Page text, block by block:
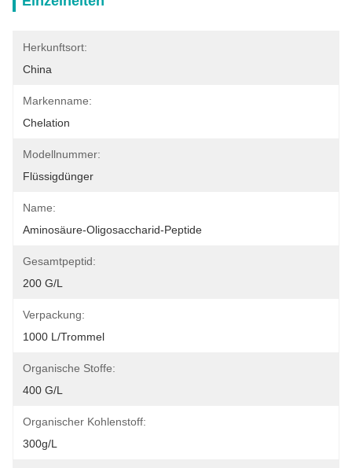
Herkunftsort:
China
Markenname:
Chelation
Modellnummer:
Flüssigdünger
Name:
Aminosäure-Oligosaccharid-Peptide
Gesamtpeptid:
200 G/l
Verpackung:
1000 L/Trommel
Organische Stoffe:
400 G/l
Organischer Kohlenstoff:
300g/L